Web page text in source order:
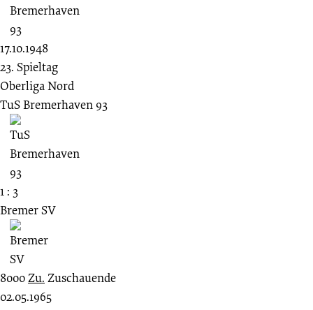
17.10.1948
23. Spieltag
Oberliga Nord
TuS Bremerhaven 93
1 : 3
Bremer SV
8000Zu. Zuschauende
02.05.1965